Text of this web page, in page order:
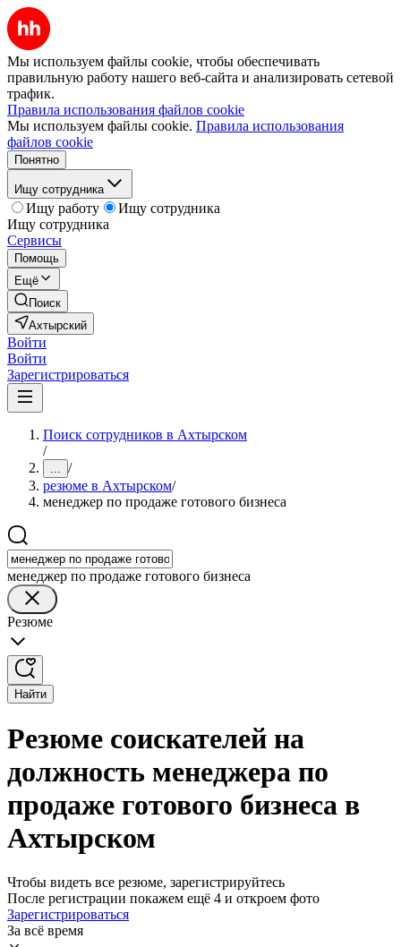
Мы используем файлы cookie, чтобы обеспечивать
правильную работу нашего веб-сайта и анализировать сетевой
трафик.
Правила использования файлов cookie
Мы используем файлы cookie. Правила использования
файлов cookie
Понятно
Ищу сотрудника
Ищу работу
Ищу сотрудника
Ищу сотрудника
Сервисы
Помощь
Ещё
Поиск
Ахтырский
Войти
Войти
Зарегистрироваться
Поиск сотрудников в Ахтырском
/
... /
резюме в Ахтырском/
менеджер по продаже готового бизнеса
менеджер по продаже готового бизнеса
Резюме
Найти
Резюме соискателей на
должность менеджера по
продаже готового бизнеса в
Ахтырском
Чтобы видеть все резюме, зарегистрируйтесь
После регистрации покажем ещё 4 и откроем фото
Зарегистрироваться
За всё время